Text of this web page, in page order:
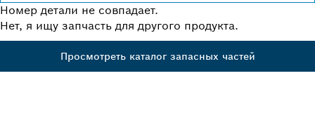
Номер детали не совпадает.
Нет, я ищу запчасть для другого продукта.
Просмотреть каталог запасных частей